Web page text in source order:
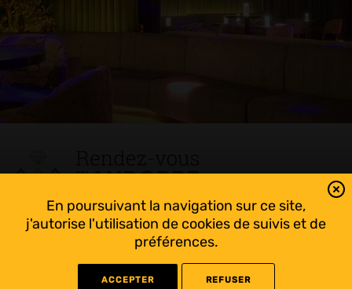
En poursuivant la navigation sur ce site,
j'autorise l'utilisation de cookies de suivis et de
préférences.
ACCEPTER REFUSER
Tout suivre sur l’Andorre!
Facebook